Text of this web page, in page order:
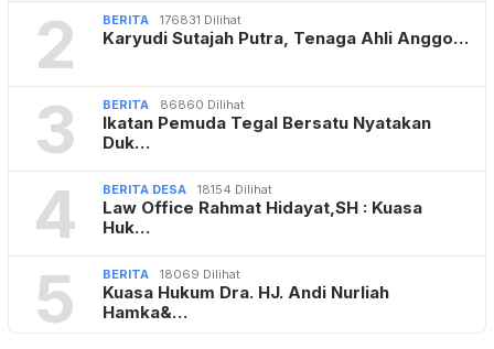
2 BERITA 176831 Dilihat
Karyudi Sutajah Putra, Tenaga Ahli Anggo…
3 BERITA 86860 Dilihat
Ikatan Pemuda Tegal Bersatu Nyatakan
Duk…
4 BERITA DESA 18154 Dilihat
Law Office Rahmat Hidayat,SH : Kuasa
Huk…
5 BERITA 18069 Dilihat
Kuasa Hukum Dra. HJ. Andi Nurliah
Hamka&…